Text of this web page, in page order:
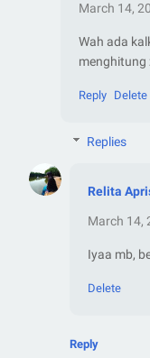
March 14,
Wah ada
menghitung
Reply Delete
Replies
Relita
March 14,
Iyaa mb,
Delete
Reply